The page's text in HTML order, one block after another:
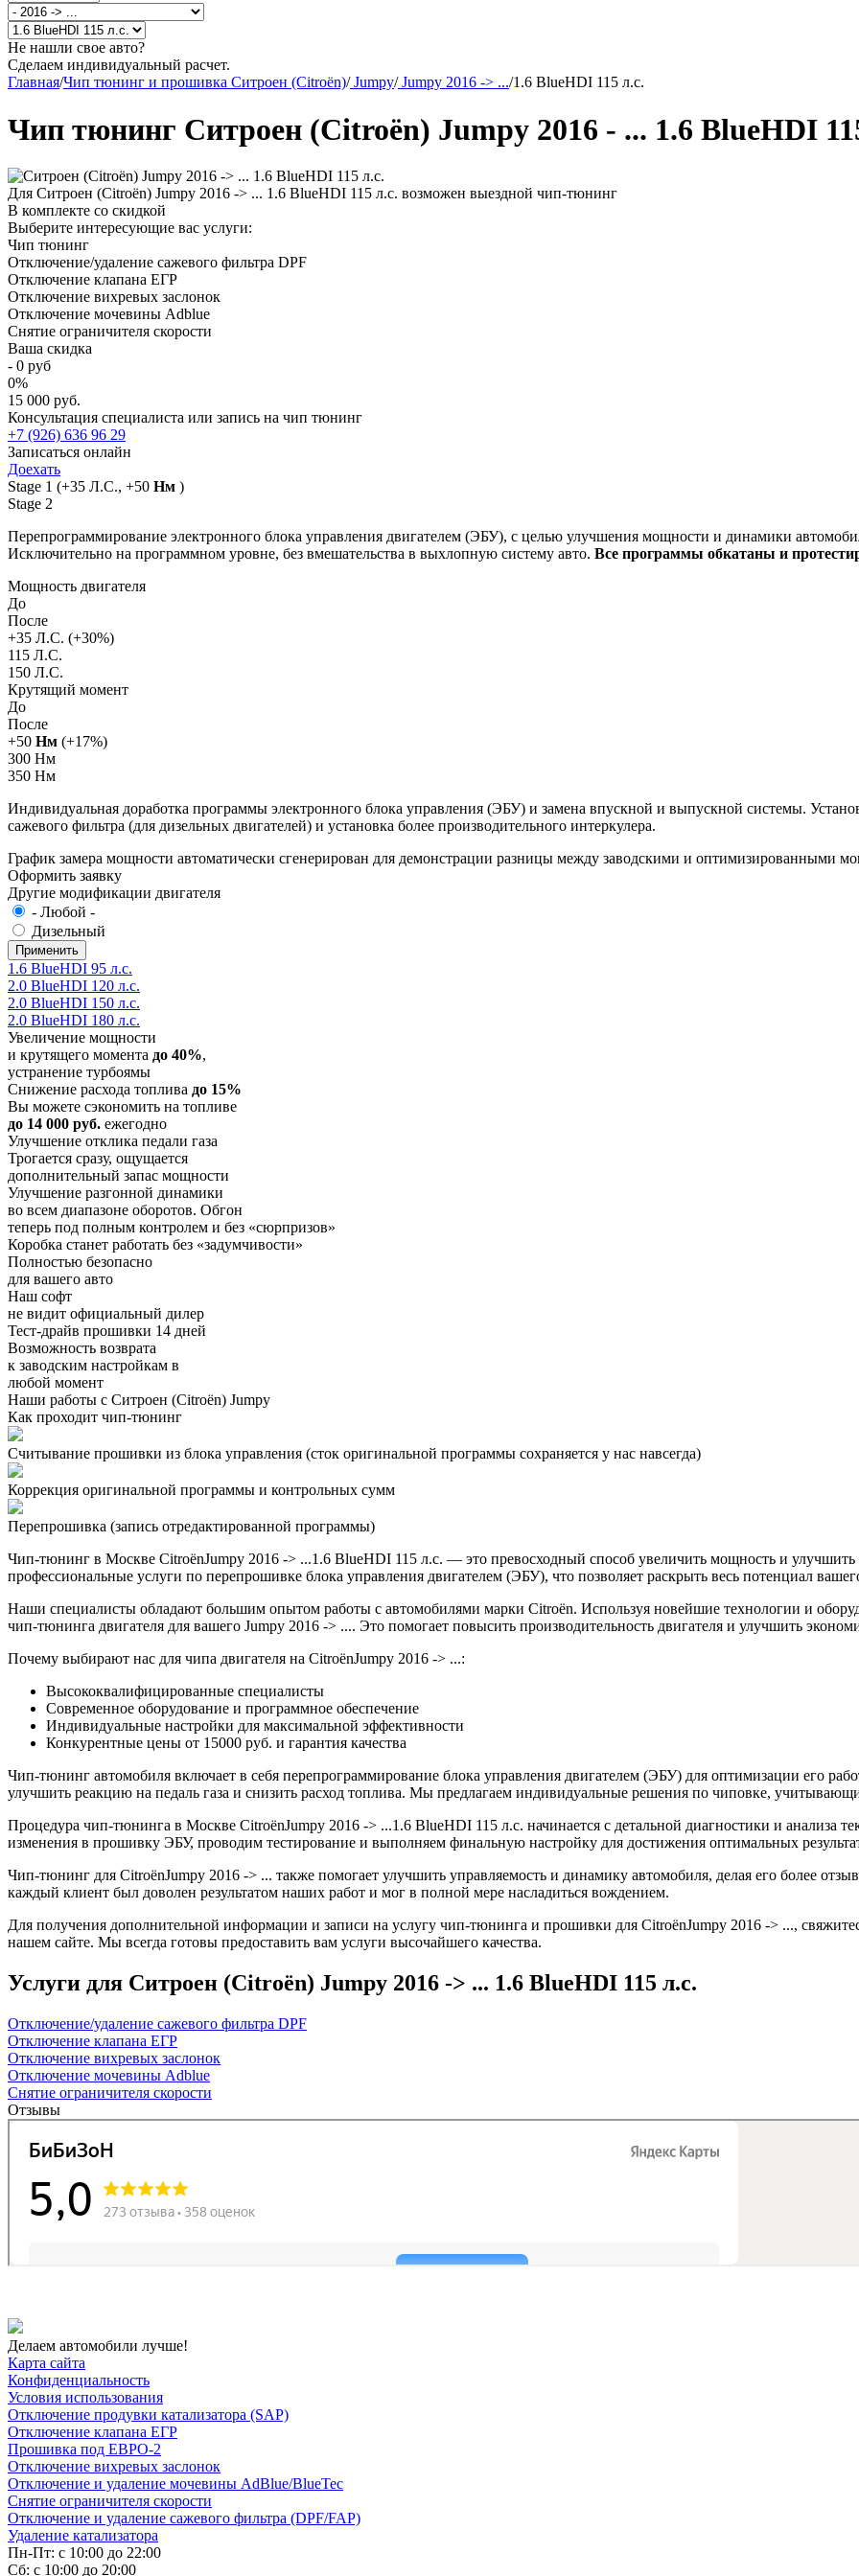
Не нашли свое авто?
Сделаем индивидуальный расчет.
Главная/Чип тюнинг и прошивка Ситроен (Citroën)/Jumpy/Jumpy 2016 -> .../1.6 BlueHDI 115 л.с.
Чип тюнинг Ситроен (Citroën) Jumpy 2016 - ... 1.6 BlueHDI
Для Ситроен (Citroën) Jumpy 2016 -> ... 1.6 BlueHDI 115 л.с. возможен выездной чип-тюнинг
В комплекте со скидкой
Выберите интересующие вас услуги:
Чип тюнинг
Отключение/удаление сажевого фильтра DPF
Отключение клапана ЕГР
Отключение вихревых заслонок
Отключение мочевины Adblue
Снятие ограничителя скорости
Ваша скидка
- 0 руб
0%
15 000 руб.
Консультация специалиста или запись на чип тюнинг
+7 (926) 636 96 29
Записаться онлайн
Доехать
Stage 1 (+35 Л.С., +50 Нм )
Stage 2
Перепрограммирование электронного блока управления двигателем (ЭБУ), с целью улучшения мощности и динамики
Исключительно на программном уровне, без вмешательства в выхлопную систему авто. Все программы обкатаны и
Мощность двигателя
До
После
+35 Л.С. (+30%)
115 Л.С.
150 Л.С.
Крутящий момент
До
После
+50 Нм (+17%)
300 Нм
350 Нм
Индивидуальная доработка программы электронного блока управления (ЭБУ) и замена впускной и выпускной системы.
сажевого фильтра (для дизельных двигателей) и установка более производительного интеркулера.
График замера мощности автоматически сгенерирован для демонстрации разницы между заводскими и оптимизированными
Оформить заявку
Другие модификации двигателя
- Любой -
Дизельный
1.6 BlueHDI 95 л.с.
2.0 BlueHDI 120 л.с.
2.0 BlueHDI 150 л.с.
2.0 BlueHDI 180 л.с.
Увеличение мощности
и крутящего момента до 40%,
устранение турбоямы
Снижение расхода топлива до 15%
Вы можете сэкономить на топливе
до 14 000 руб. ежегодно
Улучшение отклика педали газа
Трогается сразу, ощущается
дополнительный запас мощности
Улучшение разгонной динамики
во всем диапазоне оборотов. Обгон
теперь под полным контролем и без «сюрпризов»
Коробка станет работать без «задумчивости»
Полностью безопасно
для вашего авто
Наш софт
не видит официальный дилер
Тест-драйв прошивки 14 дней
Возможность возврата
к заводским настройкам в
любой момент
Наши работы с Ситроен (Citroën) Jumpy
Как проходит чип-тюнинг
Считывание прошивки из блока управления (сток оригинальной программы сохраняется у нас навсегда)
Коррекция оригинальной программы и контрольных сумм
Перепрошивка (запись отредактированной программы)
Чип-тюнинг в Москве CitroënJumpy 2016 -> ...1.6 BlueHDI 115 л.с. — это превосходный способ увеличить мощность и
профессиональные услуги по перепрошивке блока управления двигателем (ЭБУ), что позволяет раскрыть весь потенциал
Наши специалисты обладают большим опытом работы с автомобилями марки Citroën. Используя новейшие технологии и
чип-тюнинга двигателя для вашего Jumpy 2016 -> .... Это помогает повысить производительность двигателя и улучшить
Почему выбирают нас для чипа двигателя на CitroënJumpy 2016 -> ...:
Высококвалифицированные специалисты
Современное оборудование и программное обеспечение
Индивидуальные настройки для максимальной эффективности
Конкурентные цены от 15000 руб. и гарантия качества
Чип-тюнинг автомобиля включает в себя перепрограммирование блока управления двигателем (ЭБУ) для оптимизации его
улучшить реакцию на педаль газа и снизить расход топлива. Мы предлагаем индивидуальные решения по чиповке,
Процедура чип-тюнинга в Москве CitroënJumpy 2016 -> ...1.6 BlueHDI 115 л.с. начинается с детальной диагностики и анализа
изменения в прошивку ЭБУ, проводим тестирование и выполняем финальную настройку для достижения оптимальных
Чип-тюнинг для CitroënJumpy 2016 -> ... также помогает улучшить управляемость и динамику автомобиля, делая его более
каждый клиент был доволен результатом наших работ и мог в полной мере насладиться вождением.
Для получения дополнительной информации и записи на услугу чип-тюнинга и прошивки для CitroënJumpy 2016 -> ...,
нашем сайте. Мы всегда готовы предоставить вам услуги высочайшего качества.
Услуги для Ситроен (Citroën) Jumpy 2016 -> ... 1.6 BlueHDI 115 л.с.
Отключение/удаление сажевого фильтра DPF
Отключение клапана ЕГР
Отключение вихревых заслонок
Отключение мочевины Adblue
Снятие ограничителя скорости
Отзывы
Делаем автомобили лучше!
Карта сайта
Конфиденциальность
Условия использования
Отключение продувки катализатора (SAP)
Отключение клапана ЕГР
Прошивка под ЕВРО-2
Отключение вихревых заслонок
Отключение и удаление мочевины AdBlue/BlueTec
Снятие ограничителя скорости
Отключение и удаление сажевого фильтра (DPF/FAP)
Удаление катализатора
Пн-Пт: с 10:00 до 22:00
Сб: с 10:00 до 20:00